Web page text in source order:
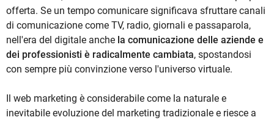
offerta. Se un tempo comunicare significava sfruttare canali
di comunicazione come TV, radio, giornali e passaparola,
nell'era del digitale anche la comunicazione delle aziende e
dei professionisti è radicalmente cambiata, spostandosi
con sempre più convinzione verso l'universo virtuale.
Il web marketing è considerabile come la naturale e
inevitabile evoluzione del marketing tradizionale e riesce a